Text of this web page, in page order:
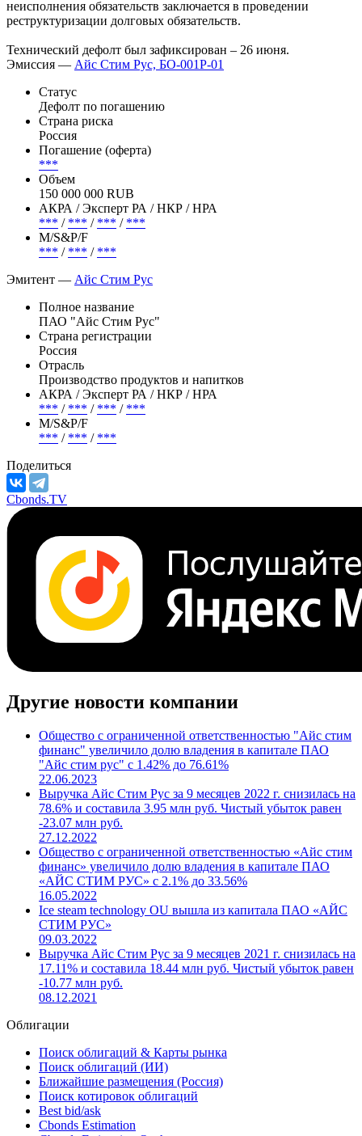
неисполнения обязательств заключается в проведении
реструктуризации долговых обязательств.
Технический дефолт был зафиксирован – 26 июня.
Эмиссия — Айс Стим Рус, БО-001P-01
Статус
Дефолт по погашению
Страна риска
Россия
Погашение (оферта)
***
Объем
150 000 000 RUB
АКРА / Эксперт РА / НКР / НРА
*** / *** / *** / ***
М/S&P/F
*** / *** / ***
Эмитент — Айс Стим Рус
Полное название
ПАО "Айс Стим Рус"
Страна регистрации
Россия
Отрасль
Производство продуктов и напитков
АКРА / Эксперт РА / НКР / НРА
*** / *** / *** / ***
М/S&P/F
*** / *** / ***
Поделиться
Cbonds.TV
Другие новости компании
Общество с ограниченной ответственностью "Айс стим
финанс" увеличило долю владения в капитале ПАО
"Айс стим рус" с 1.42% до 76.61%
22.06.2023
Выручка Айс Стим Рус за 9 месяцев 2022 г. снизилась на
78.6% и составила 3.95 млн руб. Чистый убыток равен
-23.07 млн руб.
27.12.2022
Общество с ограниченной ответственностью «Айс стим
финанс» увеличило долю владения в капитале ПАО
«АЙС СТИМ РУС» с 2.1% до 33.56%
16.05.2022
Ice steam technology OU вышла из капитала ПАО «АЙС
СТИМ РУС»
09.03.2022
Выручка Айс Стим Рус за 9 месяцев 2021 г. снизилась на
17.11% и составила 18.44 млн руб. Чистый убыток равен
-10.77 млн руб.
08.12.2021
Облигации
Поиск облигаций & Карты рынка
Поиск облигаций (ИИ)
Ближайшие размещения (Россия)
Поиск котировок облигаций
Best bid/ask
Cbonds Estimation